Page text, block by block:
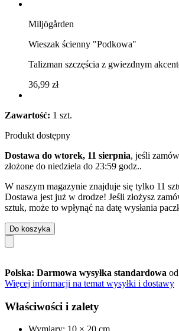
Miljögården
Wieszak ścienny "Podkowa"
Talizman szczęścia z gwiezdnym
36,99 zł
Zawartość: 1 szt.
Produkt dostępny
Dostawa do wtorek, 11 sierpnia, jeśli
złożone do niedziela do 23:59 godz..
W naszym magazynie znajduje się tylko 11
Dostawa jest już w drodze! Jeśli złożysz
sztuk, może to wpłynąć na datę wysłania
Do koszyka
Polska: Darmowa wysyłka standardowa
Więcej informacji na temat wysyłki i dostawy
Właściwości i zalety